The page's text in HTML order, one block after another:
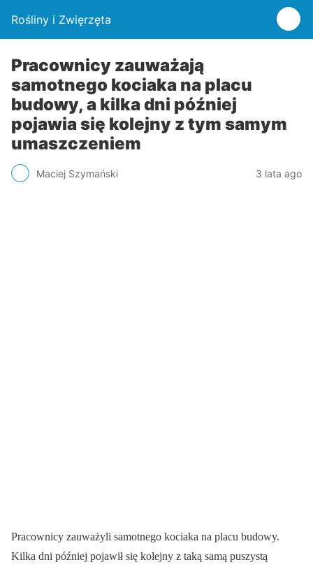
Rośliny i Zwięrzęta
Pracownicy zauważają
samotnego kociaka na placu
budowy, a kilka dni później
pojawia się kolejny z tym samym
umaszczeniem
Maciej Szymański 3 lata ago
Pracownicy zauważyli samotnego kociaka na placu budowy.
Kilka dni później pojawił się kolejny z taką samą puszystą